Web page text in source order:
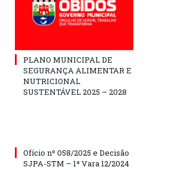
PLANO MUNICIPAL DE
SEGURANÇA ALIMENTAR E
NUTRICIONAL
SUSTENTÁVEL 2025 – 2028
Ofício nº 058/2025 e Decisão
SJPA-STM – 1ª Vara 12/2024